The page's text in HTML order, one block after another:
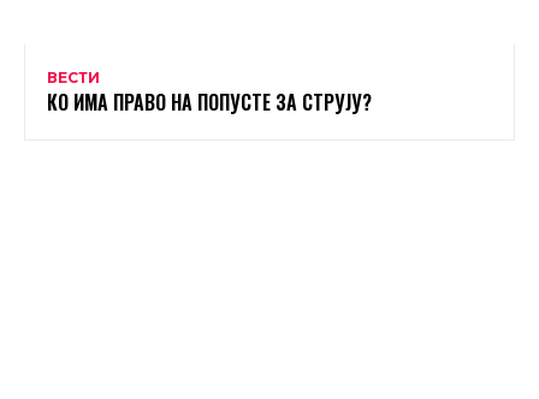
ВЕСТИ
КО ИМА ПРАВО НА ПОПУСТЕ ЗА СТРУЈУ?